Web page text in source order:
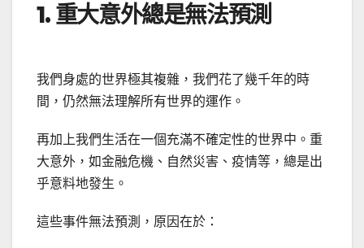
1. 重大意外總是無法預測
我們身處的世界極其複雜，我們花了幾千年的時
間，仍然無法理解所有世界的運作。
再加上我們生活在一個充滿不確定性的世界中。重
大意外，如金融危機、自然災害、疫情等，總是出
乎意料地發生。
這些事件無法預測，原因在於：